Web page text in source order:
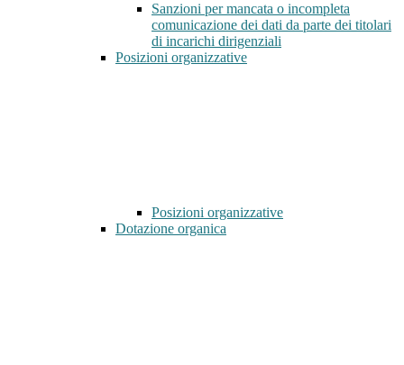
Sanzioni per mancata o incompleta
comunicazione dei dati da parte dei titolari
di incarichi dirigenziali
Posizioni organizzative
Posizioni organizzative
Dotazione organica